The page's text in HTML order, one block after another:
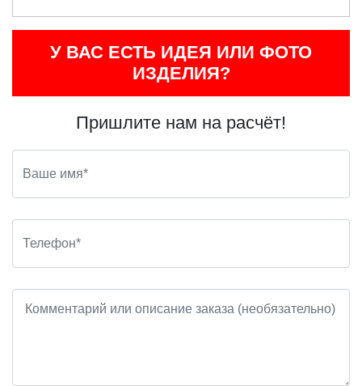
У ВАС ЕСТЬ ИДЕЯ ИЛИ ФОТО
ИЗДЕЛИЯ?
Пришлите нам на расчёт!